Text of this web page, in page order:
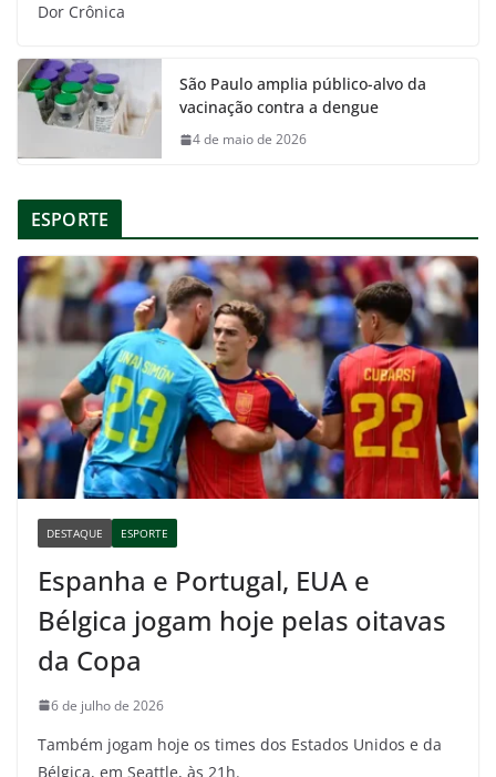
Dor Crônica
São Paulo amplia público-alvo da
vacinação contra a dengue
4 de maio de 2026
ESPORTE
DESTAQUE ESPORTE
Espanha e Portugal, EUA e
Bélgica jogam hoje pelas oitavas
da Copa
6 de julho de 2026
Também jogam hoje os times dos Estados Unidos e da
Bélgica, em Seattle, às 21h.